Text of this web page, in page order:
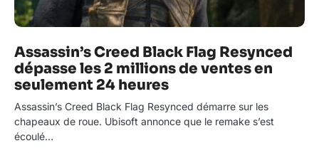
Assassin’s Creed Black Flag Resynced
dépasse les 2 millions de ventes en
seulement 24 heures
Assassin’s Creed Black Flag Resynced démarre sur les
chapeaux de roue. Ubisoft annonce que le remake s’est
écoulé…